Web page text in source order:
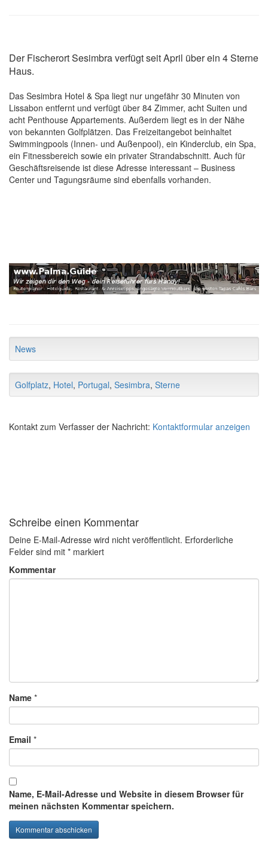
Der Fischerort Sesimbra verfügt seit April über ein 4 Sterne
Haus.
Das Sesimbra Hotel & Spa liegt nur ungefähr 30 Minuten von
Lissabon entfernt und verfügt über 84 Zimmer, acht Suiten und
acht Penthouse Appartements. Außerdem liegt es in der Nähe
von bekannten Golfplätzen. Das Freizeitangebot beinhaltet
Swimmingpools (Innen- und Außenpool), ein Kinderclub, ein Spa,
ein Fitnessbereich sowie ein privater Strandabschnitt. Auch für
Geschäftsreisende ist diese Adresse interessant – Business
Center und Tagungsräume sind ebenfalls vorhanden.
News
Golfplatz, Hotel, Portugal, Sesimbra, Sterne
Kontakt zum Verfasser der Nachricht: Kontaktformular anzeigen
Schreibe einen Kommentar
Deine E-Mail-Adresse wird nicht veröffentlicht. Erforderliche
Felder sind mit * markiert
Kommentar
Name *
Email *
Name, E-Mail-Adresse und Website in diesem Browser für
meinen nächsten Kommentar speichern.